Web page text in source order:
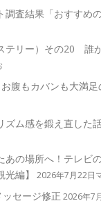
調査結果「おすすめ
テリー）その20 誰
腹もカバンも大満
ズム感を鍛え直した
あの場所へ！テレビ
編】
2026年7月22日
セージ修正 2026年7